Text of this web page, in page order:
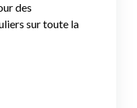
des
sur toute la